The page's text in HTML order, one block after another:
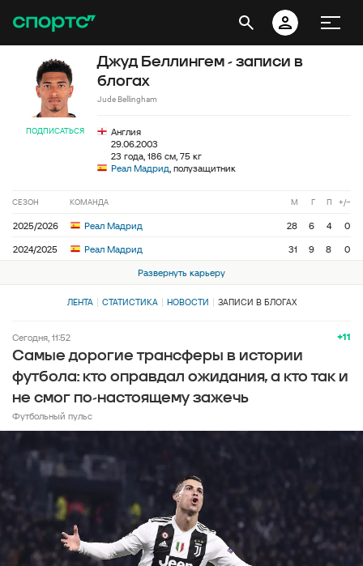
ПОДПИСАТЬСЯ
Джуд Беллингем - записи в
блогах
Jude Bellingham
Англия
29.06.2003
23 года, 186 см, 75 кг
Реал Мадрид, полузащитник
СЕЗОН КОМАНДА М Г П +/−
2025/2026 Реал Мадрид 28 6 4
0
2024/2025
Реал Мадрид 31 9 8
0
Развернуть карьеру
ЛЕНТА СТАТИСТИКА НОВОСТИ ЗАПИСИ В БЛОГАХ
+11
Сегодня, 11:52
Самые дорогие трансферы в истории
футбола: кто оправдал ожидания, а кто так и
не смог по-настоящему зажечь
Футбольный пульс